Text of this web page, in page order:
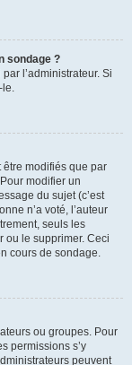
sondage ?
l’administrateur. Si
le.
modifiés que par
modifier un
du sujet (c’est
n’a voté, l’auteur
seuls les
ou le supprimer. Ceci
cours de sondage.
ou groupes. Pour
permissions s’y
peuvent